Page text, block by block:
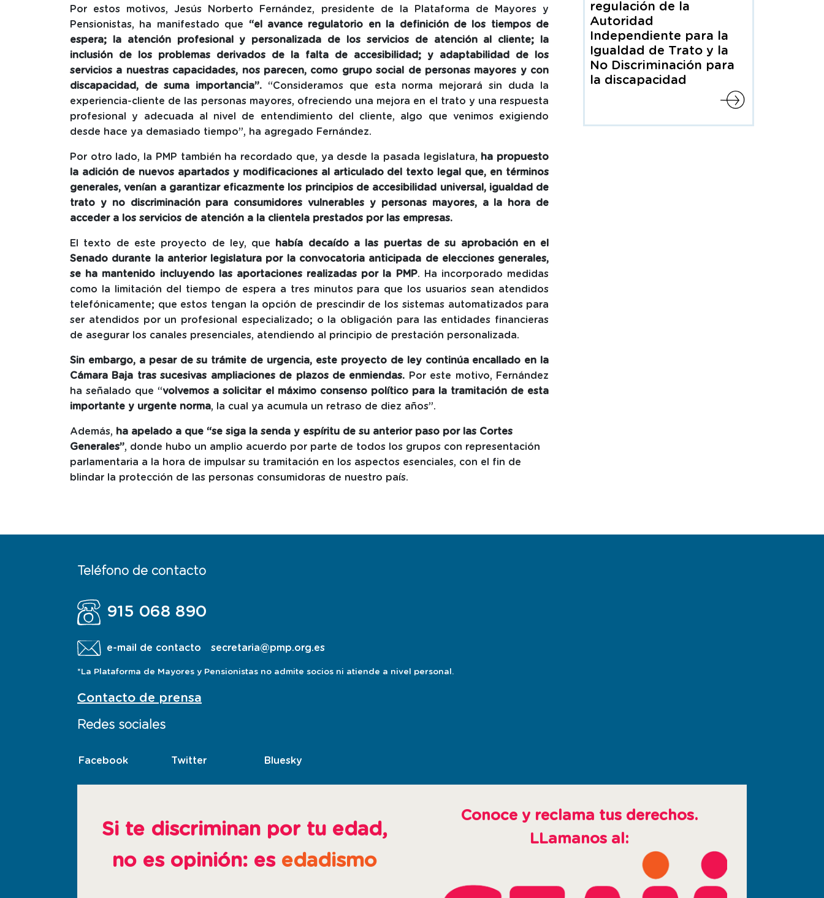
Por estos motivos, Jesús Norberto Fernández, presidente de la Plataforma de Mayores y
Pensionistas, ha manifestado que “el avance regulatorio en la definición de los tiempos de
espera; la atención profesional y personalizada de los servicios de atención al cliente; la
inclusión de los problemas derivados de la falta de accesibilidad; y adaptabilidad de los
servicios a nuestras capacidades, nos parecen, como grupo social de personas mayores y con
discapacidad, de suma importancia”.“Consideramos que esta norma mejorará sin duda la
experiencia-cliente de las personas mayores, ofreciendo una mejora en el trato y una respuesta
profesional y adecuada al nivel de entendimiento del cliente, algo que venimos exigiendo
desde hace ya demasiado tiempo”, ha agregado Fernández.
Por otro lado, la PMP también ha recordado que, ya desde la pasada legislatura, ha propuesto
la adición de nuevos apartados y modificaciones al articulado del texto legal que, en términos
generales, venían a garantizar eficazmente los principios de accesibilidad universal, igualdad de
trato y no discriminación para consumidores vulnerables y personas mayores, a la hora de
acceder a los servicios de atención a la clientela prestados por las empresas.
El texto de este proyecto de ley, que había decaído a las puertas de su aprobación en el
Senado durante la anterior legislatura por la convocatoria anticipada de elecciones generales,
se ha mantenido incluyendo las aportaciones realizadas por la PMP. Ha incorporado medidas
como la limitación del tiempo de espera a tres minutos para que los usuarios sean atendidos
telefónicamente; que estos tengan la opción de prescindir de los sistemas automatizados para
ser atendidos por un profesional especializado; o la obligación para las entidades financieras
de asegurar los canales presenciales, atendiendo al principio de prestación personalizada.
Sin embargo, a pesar de su trámite de urgencia, este proyecto de ley continúa encallado en la
Cámara Baja tras sucesivas ampliaciones de plazos de enmiendas. Por este motivo, Fernández
ha señalado que “volvemos a solicitar el máximo consenso político para la tramitación de esta
importante y urgente norma, la cual ya acumula un retraso de diez años”.
Además, ha apelado a que “se siga la senda y espíritu de su anterior paso por las Cortes
Generales”, donde hubo un amplio acuerdo por parte de todos los grupos con representación
parlamentaria a la hora de impulsar su tramitación en los aspectos esenciales, con el fin de
blindar la protección de las personas consumidoras de nuestro país.
regulación de la
Autoridad
Independiente para la
Igualdad de Trato y la
No Discriminación para
la discapacidad
Teléfono de contacto
915 068 890
e-mail de contacto secretaria@pmp.org.es
*La Plataforma de Mayores y Pensionistas no admite socios ni atiende a nivel personal.
Contacto de prensa
Redes sociales
Facebook
esta
ventana
nueva
Twitter
esta
ventana
nueva
Bluesky
esta
ventana
nueva
Si te discriminan por tu edad,
no es opinión: es edadismo
Conoce y reclama tus derechos.
LLamanos al: